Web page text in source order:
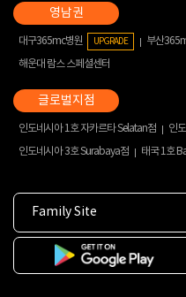
대구365mc병원 UPGRADE 부산
해운대 람스 스페셜센터
인도네시아 1호 자카르타 Selatan점
인
인도네시아 3호 Surabaya점
태국 1호
Family Site